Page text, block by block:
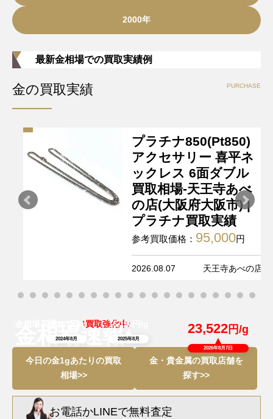
2000年
最新金相場での買取実績例
金の買取実績 PURCHASE
プラチナ850(Pt850)
アクセサリー 喜平ネ
ックレス 6面ダブル
買取相場-天王寺あべ
の店(大阪府大阪市) |
プラチナ買取実績
参考買取価格： 95,000円
2026.08.07 天王寺あべの店
金相場速報
金相場高騰につき\買取強化中/
円/g
2024年8月
16,190
2025年8月
23,522円/g
2026年8月7日
今日の金1gあたりの買取
相場>>
金・貴金属の買取店舗を
探す>>
お電話かLINEで無料査定